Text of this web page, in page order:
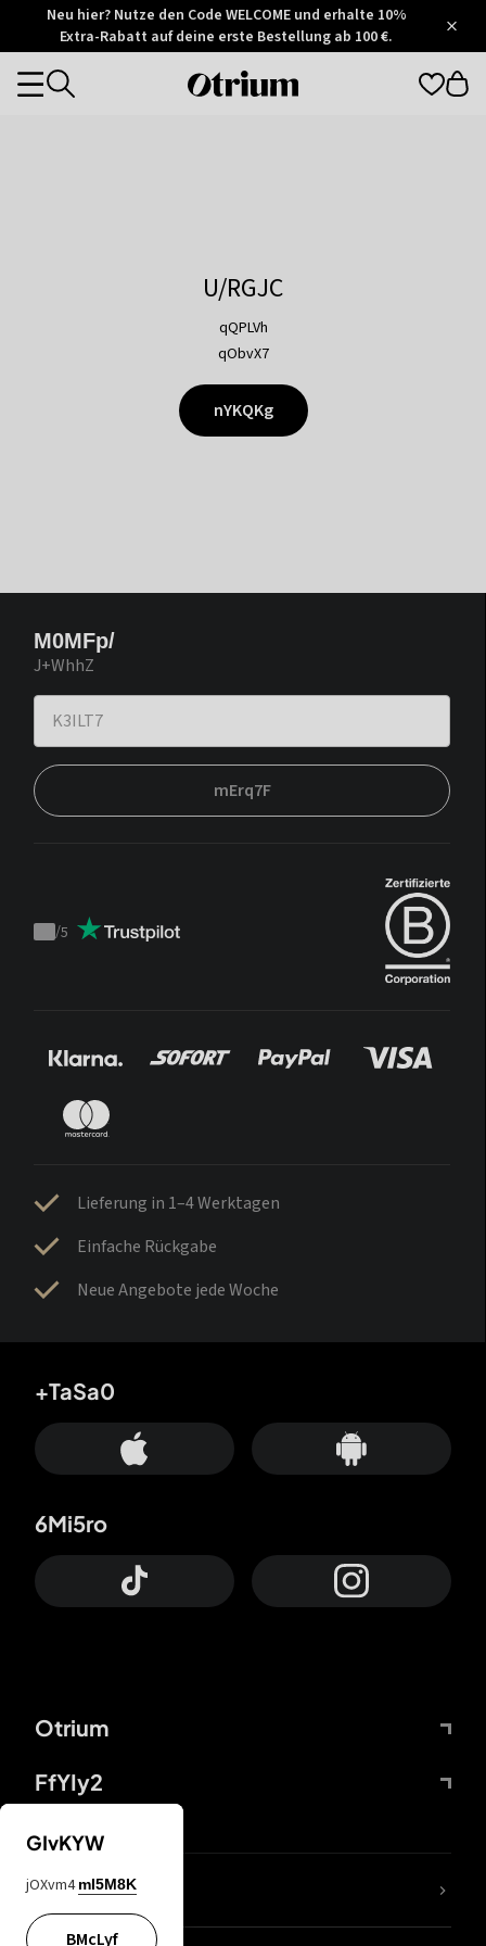
Otrium
Trustpilot
Neu hier? Nutze den Code WELCOME und erhalte 10%
Extra-Rabatt auf deine erste Bestellung ab 100 €.
Otrium
Categories
U/RGJC
qQPLVh
qObvX7
nYKQKg
M0MFp/
J+WhhZ
mErq7F
Trustpilot
/5
Lieferung in 1–4 Werktagen
Einfache Rückgabe
Neue Angebote jede Woche
Otrium
FfYIy2
+TaSa0
6Mi5ro
DDcvSo
GIvKYW
jOXvm4 mI5M8K
BMcLyf